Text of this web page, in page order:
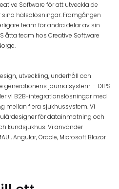
Software för att utveckla de
hälsolösningar. Framgången
team för andra delar av sin
åtta team hos Creative Software
utveckling, underhåll och
journalsystem – DIPS
vi B2B-integrationslösningar med
mellan flera sjukhussystem. Vi
för datainmatning och
kundsjukhus. Vi använder
Angular, Oracle, Microsoft Blazor